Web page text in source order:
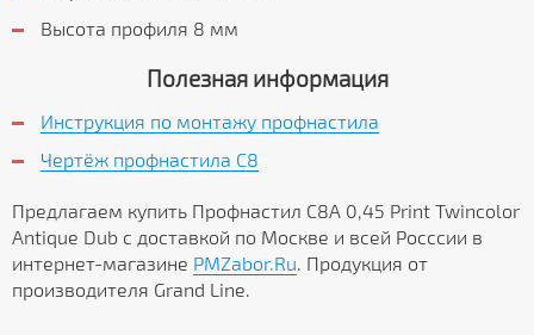
Высота профиля 8 мм
Полезная информация
Инструкция по монтажу профнастила
Чертёж профнастила C8
Предлагаем купить Профнастил С8А 0,45 Print Twincolor
Antique Dub с доставкой по Москве и всей Росссии в
интернет-магазине PMZabor.Ru. Продукция от
производителя Grand Line.